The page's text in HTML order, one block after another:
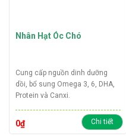
Nhân Hạt Óc Chó
Cung cấp nguồn dinh dưỡng
dồi, bổ sung Omega 3, 6, DHA,
Protein và Canxi.
mẹ cho con bú và trẻ nhỏ.
Trọng lượng:
500 Gram
0₫ Chi tiết